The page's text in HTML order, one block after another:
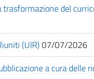
del
(UIR)07/07/2026
a cura delle